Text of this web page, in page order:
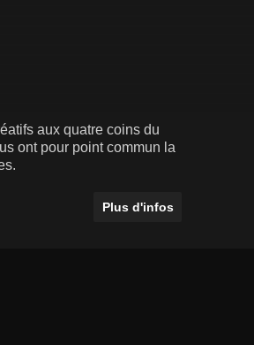
aux quatre coins du
ont pour point commun la
Plus d'infos